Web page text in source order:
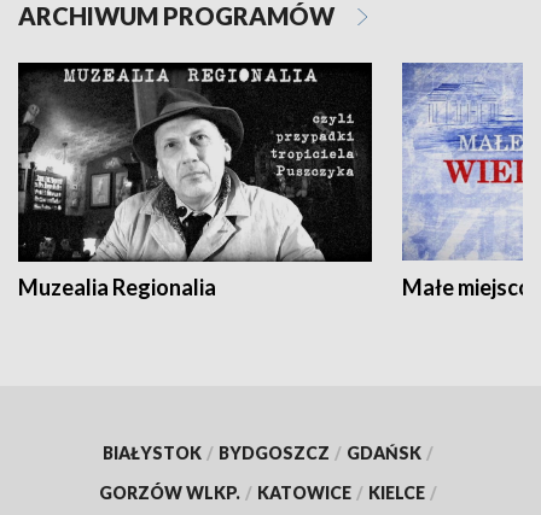
ARCHIWUM PROGRAMÓW
Muzealia Regionalia Małe
BIAŁYSTOK / BYDGOSZCZ / GDAŃSK /
GORZÓW WLKP. / KATOWICE / KIELCE /